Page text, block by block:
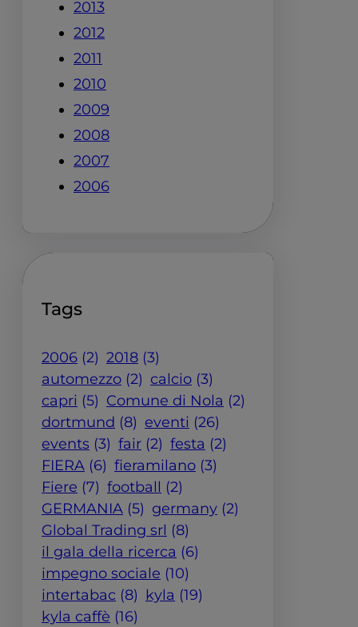
2013
2012
2011
2010
2009
2008
2007
2006
Tags
2006 (2) 2018 (3)
automezzo (2) calcio (3)
capri (5) Comune di Nola (2)
dortmund (8) eventi (26)
events (3) fair (2) festa (2)
FIERA (6) fieramilano (3)
Fiere (7) football (2)
GERMANIA (5) germany (2)
Global Trading srl (8)
il gala della ricerca (6)
impegno sociale (10)
intertabac (8) kyla (19)
kyla caffè (16)